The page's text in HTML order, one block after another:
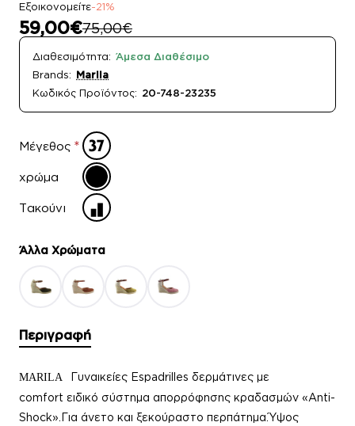
Εξοικονομείτε-21%
59,00€75,00€
Διαθεσιμότητα: Άμεσα Διαθέσιμο
Brands: Marila
Κωδικός Προϊόντος: 20-748-23235
Μέγεθος
χρώμα
Τακούνι
Άλλα Xρώματα
Περιγραφή
MARILA Γυναικείες Espadrilles δερμάτινες με
comfort ειδικό σύστημα απορρόφησης κραδασμών «Anti-
Shock».Για άνετο και ξεκούραστο περπάτημα.Ύψος